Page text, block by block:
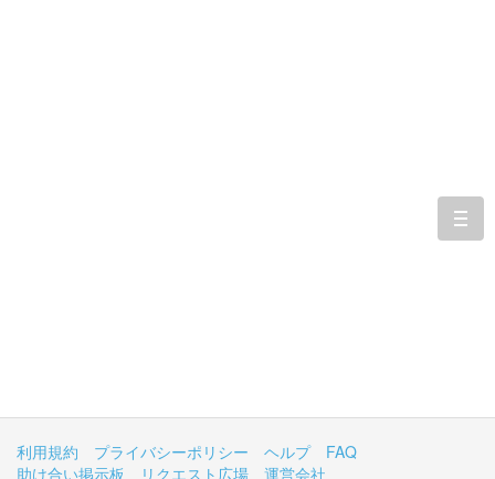
利用規約 プライバシーポリシー ヘルプ
FAQ
助け合い掲示板
リクエスト広場 運営会社